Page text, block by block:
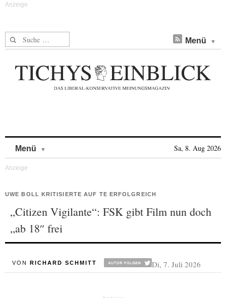
Suche nach: Menü
Menü Sa, 8. Aug 2026
UWE BOLL KRITISIERTE AUF TE ERFOLGREICH
„Citizen Vigilante“: FSK gibt Film nun doch
„ab 18″ frei
VON RICHARD SCHMITT Di, 7. Juli 2026